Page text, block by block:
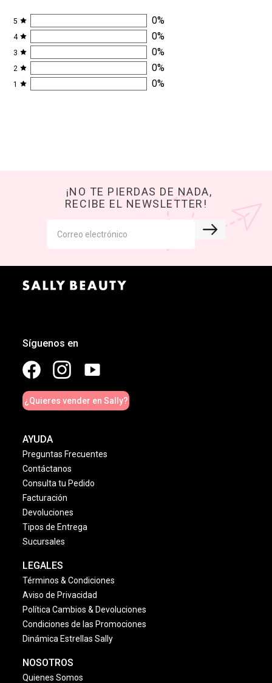
5 0%
4 0%
3 0%
2 0%
1 0%
¡NO TE PIERDAS DE NADA,
RECIBE EL NEWSLETTER!
Síguenos en
¿Quieres vender en Sally?
AYUDA
Preguntas Frecuentes
Contáctanos
Consulta tu Pedido
Facturación
Devoluciones
Tipos de Entrega
Sucursales
LEGALES
Términos & Condiciones
Aviso de Privacidad
Política Cambios & Devoluciones
Condiciones de las Promociones
Dinámica Estrellas Sally
NOSOTROS
Quienes Somos